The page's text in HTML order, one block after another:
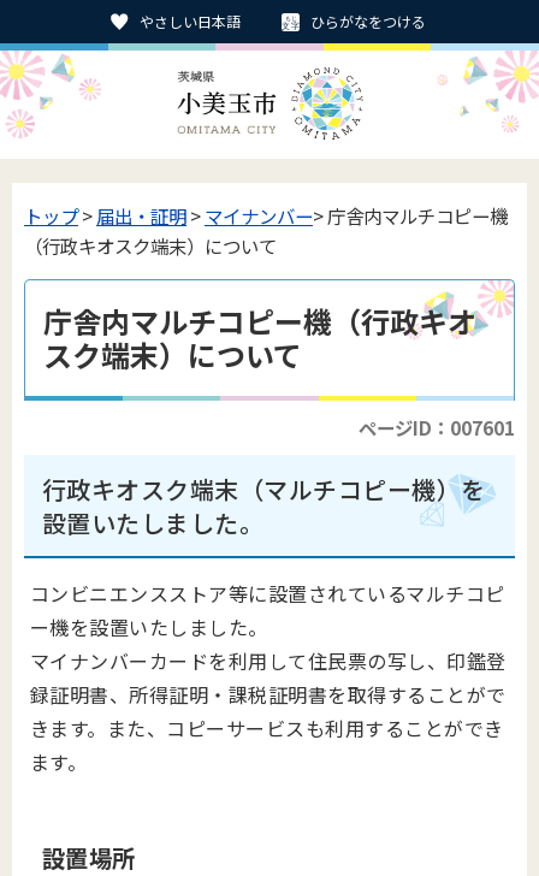
やさしい日本語 ひらがなをつける
トップ>届出・証明>マイナンバー> 庁舎内マルチコピー機
（行政キオスク端末）について
庁舎内マルチコピー機（行政キオ
スク端末）について
ページID：007601
行政キオスク端末（マルチコピー機）を
設置いたしました。
コンビニエンスストア等に設置されているマルチコピ
ー機を設置いたしました。
マイナンバーカードを利用して住民票の写し、印鑑登
録証明書、所得証明・課税証明書を取得することがで
きます。また、コピーサービスも利用することができ
ます。
設置場所